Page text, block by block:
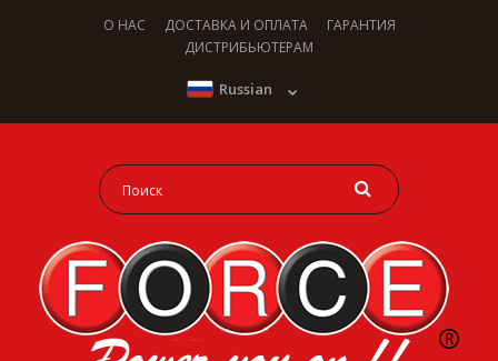
О НАС ДОСТАВКА И ОПЛАТА
ГАРАНТИЯ
ДИСТРИБЬЮТЕРАМ
Russian